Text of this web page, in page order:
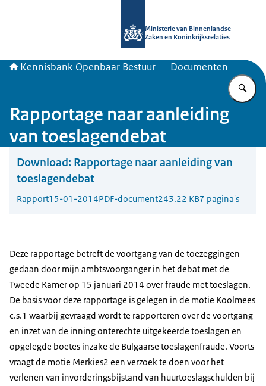
Ministerie van Binnenlandse
Zaken en Koninkrijksrelaties
Kennisbank Openbaar Bestuur Documenten
Rapportage naar aanleiding
van toeslagendebat
Download: Rapportage naar aanleiding van
toeslagendebat
Rapport15-01-2014PDF-document243.22 KB7 pagina's
Deze rapportage betreft de voortgang van de toezeggingen
gedaan door mijn ambtsvoorganger in het debat met de
Tweede Kamer op 15 januari 2014 over fraude met toeslagen.
De basis voor deze rapportage is gelegen in de motie Koolmees
c.s.1 waarbij gevraagd wordt te rapporteren over de voortgang
en inzet van de inning onterechte uitgekeerde toeslagen en
opgelegde boetes inzake de Bulgaarse toeslagenfraude. Voorts
vraagt de motie Merkies2 een verzoek te doen voor het
verlenen van invorderingsbijstand van huurtoeslagschulden bij